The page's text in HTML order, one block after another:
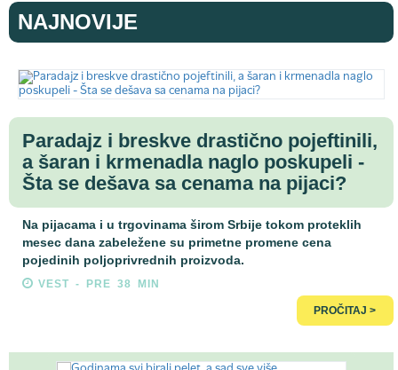
NAJNOVIJE
Paradajz i breskve drastično pojeftinili,
a šaran i krmenadla naglo poskupeli -
Šta se dešava sa cenama na pijaci?
Na pijacama i u trgovinama širom Srbije tokom proteklih
mesec dana zabeležene su primetne promene cena
pojedinih poljoprivrednih proizvoda.
VEST - PRE 38 MIN
PROČITAJ >